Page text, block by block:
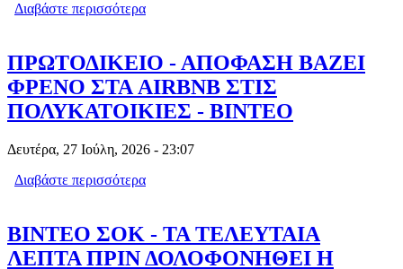
Διαβάστε περισσότερα
ΠΡΩΤΟΔΙΚΕΙΟ - ΑΠΟΦΑΣΗ ΒΑΖΕΙ
ΦΡΕΝΟ ΣΤΑ AIRBNB ΣΤΙΣ
ΠΟΛΥΚΑΤΟΙΚΙΕΣ - ΒΙΝΤΕΟ
Δευτέρα, 27 Ιούλη, 2026 - 23:07
Διαβάστε περισσότερα
ΒΙΝΤΕΟ ΣΟΚ - ΤΑ ΤΕΛΕΥΤΑΙΑ
ΛΕΠΤΑ ΠΡΙΝ ΔΟΛΟΦΟΝΗΘΕΙ Η